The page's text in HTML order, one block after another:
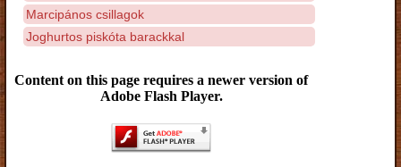
Marcipános csillagok
Joghurtos piskóta barackkal
Content on this page requires a newer version of
Adobe Flash Player.